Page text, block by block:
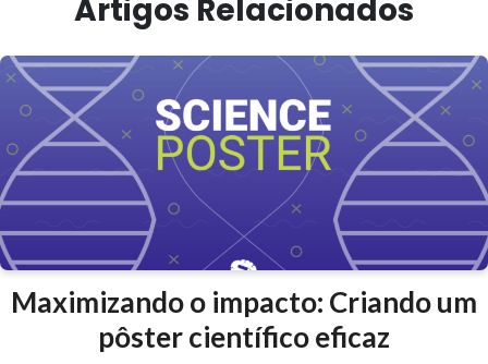
Artigos Relacionados
Maximizando o impacto: Criando um
pôster científico eficaz